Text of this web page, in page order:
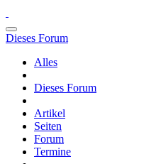
Dieses Forum
Alles
Dieses Forum
Artikel
Seiten
Forum
Termine